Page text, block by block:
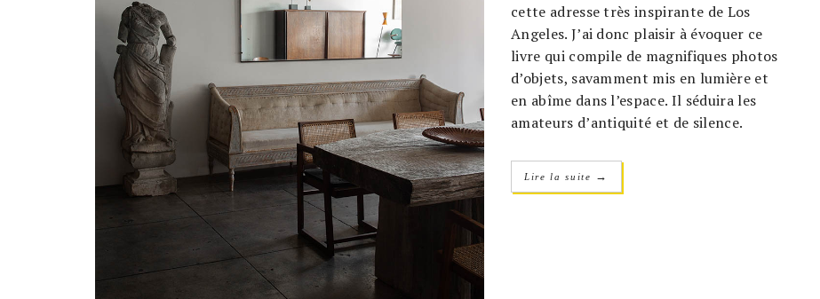
cette adresse très inspirante de Los
Angeles. J’ai donc plaisir à évoquer ce
livre qui compile de magnifiques photos
d’objets, savamment mis en lumière et
en abîme dans l’espace. Il séduira les
amateurs d’antiquité et de silence.
Lire la suite →